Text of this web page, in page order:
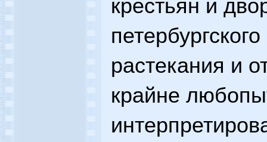
крестьян и
растекания и
крайне